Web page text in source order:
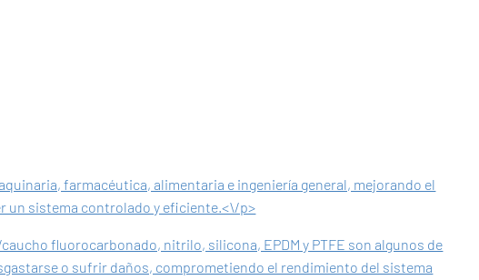
farmacéutica, alimentaria e ingeniería general, mejorando el
un sistema controlado y eficiente.<\/p>
fluorocarbonado, nitrilo, silicona, EPDM y PTFE son algunos de
o sufrir daños, comprometiendo el rendimiento del sistema